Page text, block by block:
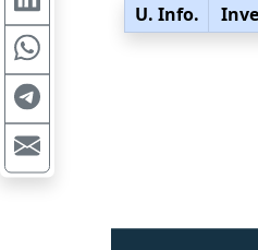
U. Info.